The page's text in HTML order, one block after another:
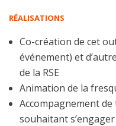
RÉALISATIONS
Co-création de cet
événement) et
de la RSE
Animation de la
Accompagnement
souhaitant